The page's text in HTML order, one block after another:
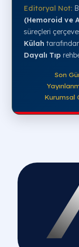
Editoryal Not:
(Hemoroid ve
süreçleri
Külah
Dayalı Tıp
Son
Kurumsal